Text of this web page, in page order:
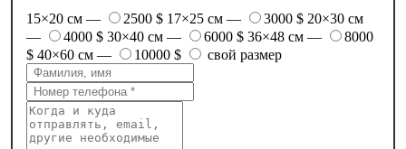
15×20 см — 2500 $ 17×25 см — 3000 $ 20×30 см
—
4000 $ 30×40 см — 6000 $ 36×48 см —
8000
$ 40×60 см — 10000 $ свой размер